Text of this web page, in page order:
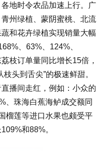
地时令农品加速上行。广
州绿植、蒙阴蜜桃、北流
和花卉绿植实现销量大幅
、63%、124%、
枝订单量同比增长15倍，
头到舌尖”的极速鲜甜。
播间走红，例如：小众的
、珠海白蕉海鲈成交额同
榴莲等进口水果也颇受平
和88%。